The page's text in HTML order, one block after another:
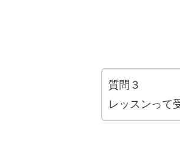
質問３
レッスンって